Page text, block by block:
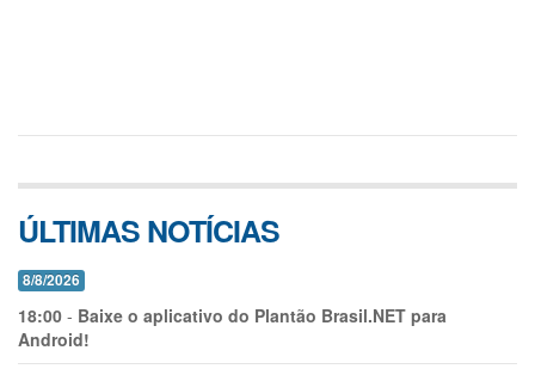
ÚLTIMAS NOTÍCIAS
8/8/2026
18:00 - Baixe o aplicativo do Plantão Brasil.NET para
Android!